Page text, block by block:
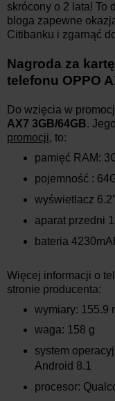
skrócony o 2 lata! To
bloga zapewne
Citibanku i zgarnąć
Nagroda za
telefonu OPPO
Do wzięcia w
AX7 3GB/64GB.
promocji, to:
pamięć RAM:
pojemność :
wyświetlacz 6.2''
aparat przedni
bateria
Więcej informacji o
stronie producenta:
wymiary: 155.9
waga: 158 g
system
Android 8.1
procesor: